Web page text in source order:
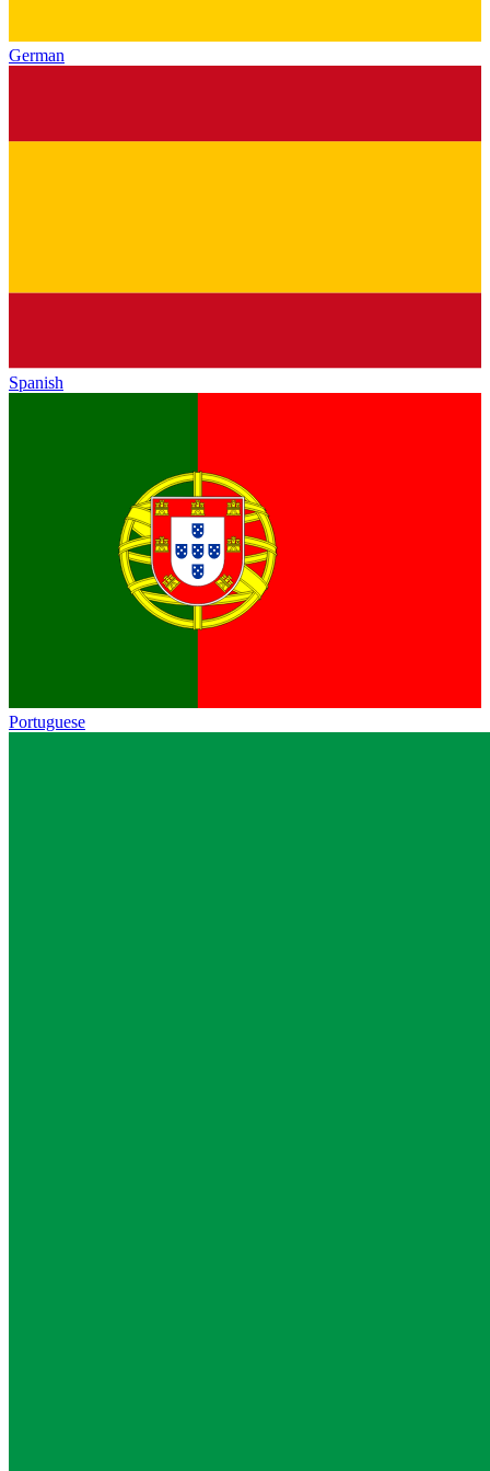
German
Spanish
Portuguese